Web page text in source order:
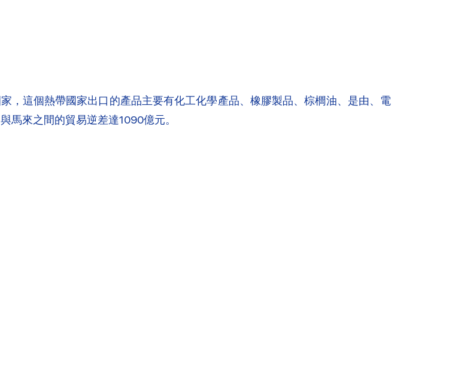
，這個熱帶國家出口的產品主要有化工化學產品、橡膠製品、棕櫚油、是由、電
馬來之間的貿易逆差達1090億元。